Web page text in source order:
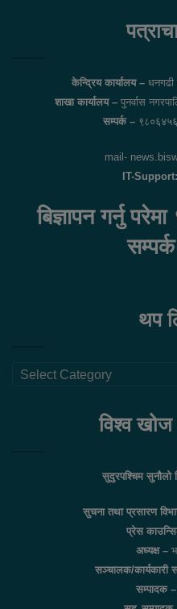
केन्द्रिय कार्यालय –धनगढी
शाखा कार्यालय – पुनर्वास
सम्पर्क –
mail-
IT-Support:
बिज्ञापन गर्नु
थप
थप
विश्व खोज
सुदुरपश्चिम सुनौलो
सुचना तथा प्रसारण
प्रेस
अध्यक्ष –
सञ्चालक/कार्यकारी
सम्पादक –